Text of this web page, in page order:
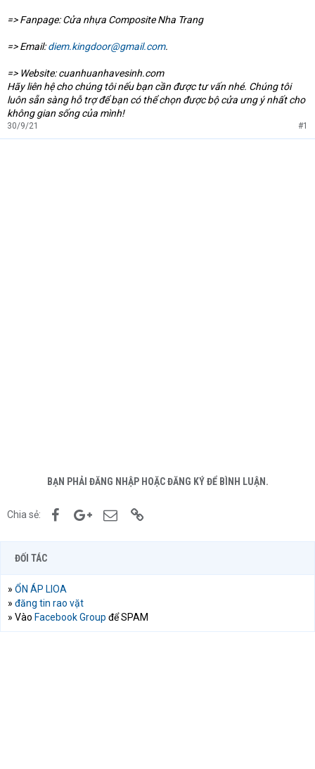
=> Fanpage: Cửa nhựa Composite Nha Trang
=> Email:diem.kingdoor@gmail.com.
=> Website: cuanhuanhavesinh.com
Hãy liên hệ cho chúng tôi nếu bạn cần được tư vấn nhé. Chúng tôi
luôn sẵn sàng hỗ trợ để bạn có thể chọn được bộ cửa ưng ý nhất cho
không gian sống của mình!
30/9/21 #1
BẠN PHẢI ĐĂNG NHẬP HOẶC ĐĂNG KÝ ĐỂ BÌNH LUẬN.
Chia sẻ: FacebookGoogle+Email
ĐỐI TÁC
» ỔN ÁP LIOA
» đăng tin rao vặt
» Vào Facebook Group để SPAM